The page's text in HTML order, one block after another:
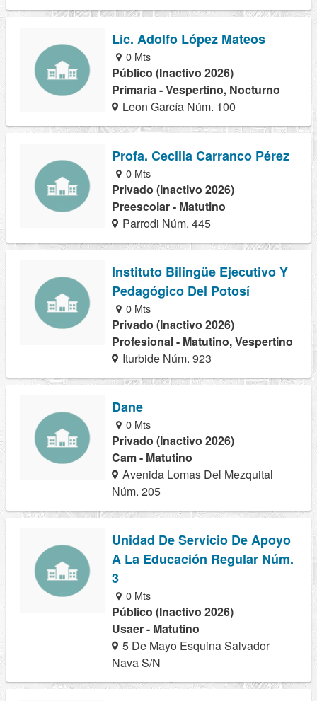
Lic. Adolfo López Mateos
0 Mts
Público (Inactivo 2026)
Primaria - Vespertino, Nocturno
Leon García Núm. 100
Profa. Cecilia Carranco Pérez
0 Mts
Privado (Inactivo 2026)
Preescolar - Matutino
Parrodi Núm. 445
Instituto Bilingüe Ejecutivo Y
Pedagógico Del Potosí
0 Mts
Privado (Inactivo 2026)
Profesional - Matutino, Vespertino
Iturbide Núm. 923
Dane
0 Mts
Privado (Inactivo 2026)
Cam - Matutino
Avenida Lomas Del Mezquital
Núm. 205
Unidad De Servicio De Apoyo
A La Educación Regular Núm.
3
0 Mts
Público (Inactivo 2026)
Usaer - Matutino
5 De Mayo Esquina Salvador
Nava S/N